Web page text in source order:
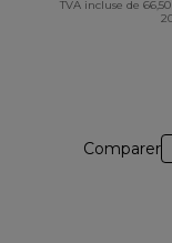
TVA incluse de
Comparer